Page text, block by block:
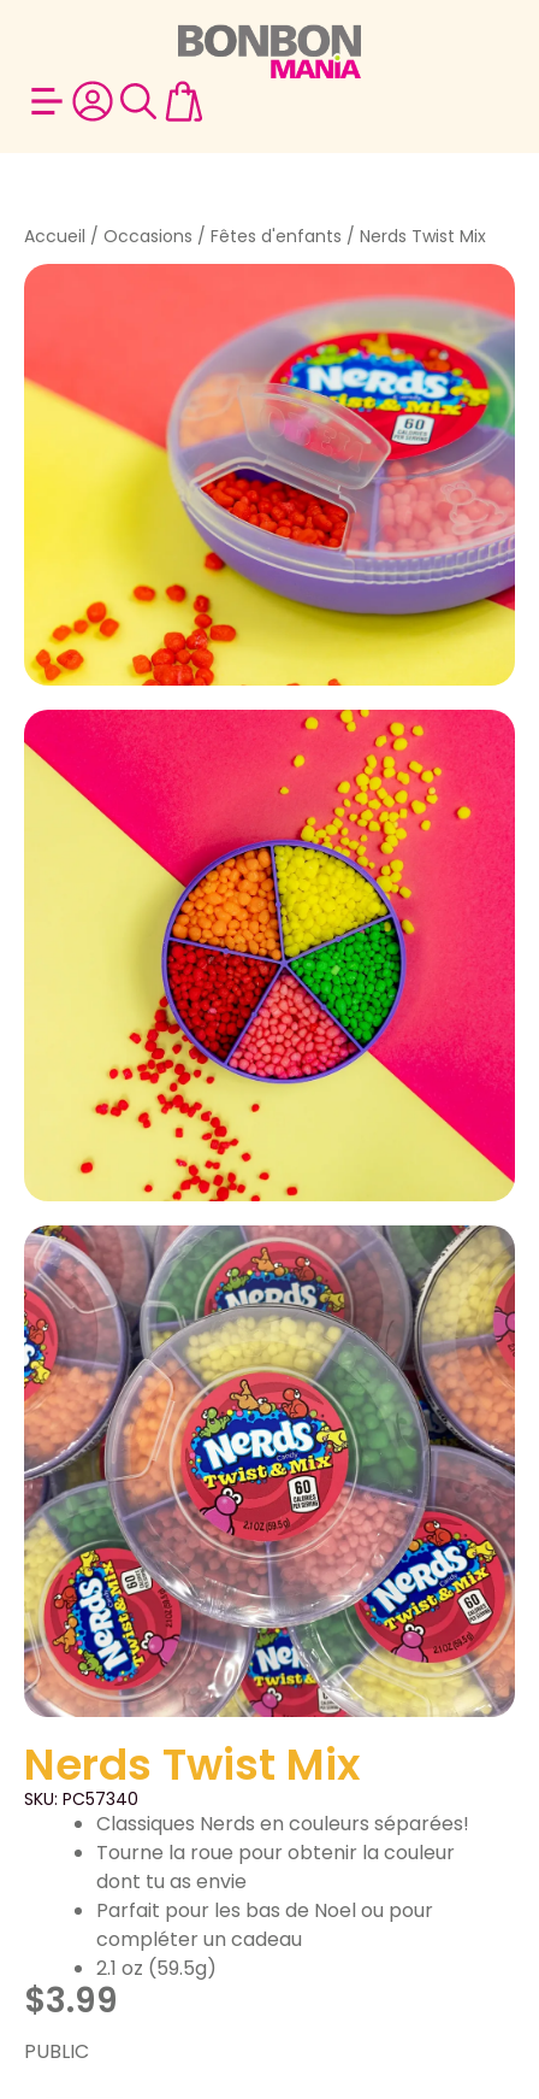
Accueil / Occasions / Fêtes d'enfants / Nerds Twist Mix
Nerds Twist Mix
SKU: PC57340
Classiques Nerds en couleurs séparées!
Tourne la roue pour obtenir la couleur
dont tu as envie
Parfait pour les bas de Noel ou pour
compléter un cadeau
2.1 oz (59.5g)
$3.99
PUBLIC